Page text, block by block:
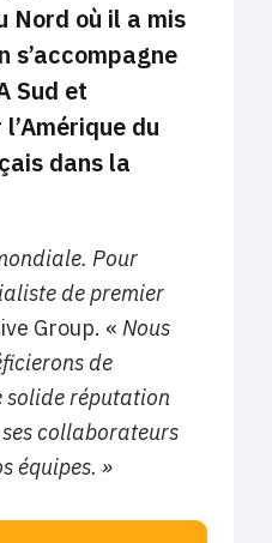
Nord où il a mis
s’accompagne
Sud et
du
dans la
Pour
de premier
Group. « Nous
de
solide réputation
collaborateurs
équipes. »